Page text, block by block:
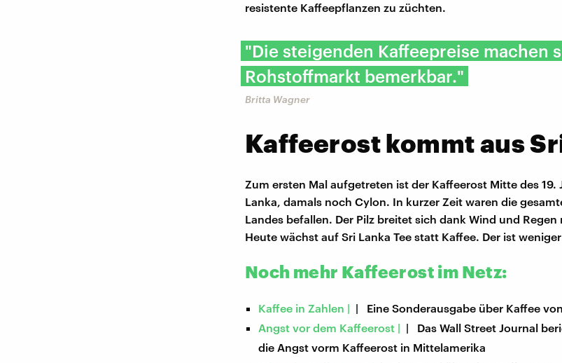
resistente Kaffeepflanzen zu züchten.
"Die steigenden Kaffeepreise machen
Rohstoffmarkt bemerkbar."
Britta Wagner
Kaffeerost kommt aus
Zum ersten Mal aufgetreten ist der Kaffeerost Mitte des 19.
Lanka, damals noch Cylon. In kurzer Zeit waren die
Landes befallen. Der Pilz breitet sich dank Wind und Regen
Heute wächst auf Sri Lanka Tee statt Kaffee. Der ist
Noch mehr Kaffeerost im Netz:
Kaffee in Zahlen | | Eine Sonderausgabe über Kaffee
Angst vor dem Kaffeerost | | Das Wall Street Journal
die Angst vorm Kaffeerost in Mittelamerika